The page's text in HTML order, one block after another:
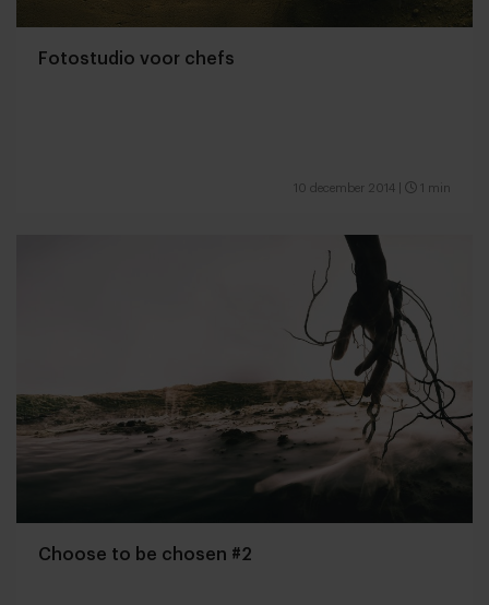
Fotostudio voor chefs
10 december 2014 1 min
Choose to be chosen #2